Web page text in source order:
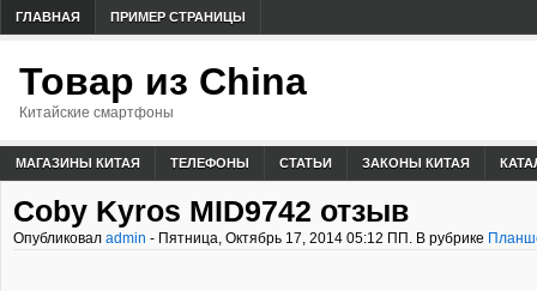
ГЛАВНАЯ ПРИМЕР СТРАНИЦЫ
Товар из China
Китайские смартфоны
МАГАЗИНЫ КИТАЯ ТЕЛЕФОНЫ СТАТЬИ ЗАКОНЫ КИТАЯ
Coby Kyros MID9742 отзыв
Опубликовал admin - Пятница, Октябрь 17, 2014 05:12 ПП. В рубрике